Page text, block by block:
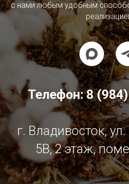
с нами любым удобным
Телефон:8
г. Владивосток,
5В, 2 этаж,